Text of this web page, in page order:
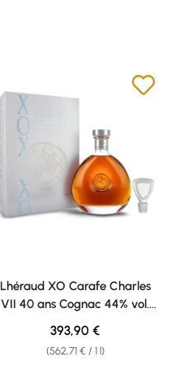
Lhéraud XO Carafe Charles
VII 40 ans Cognac 44% vol.
0,70l
(562,71 € / 1 l)
Regular price:
393,90 €